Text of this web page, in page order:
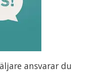
ansvarar du